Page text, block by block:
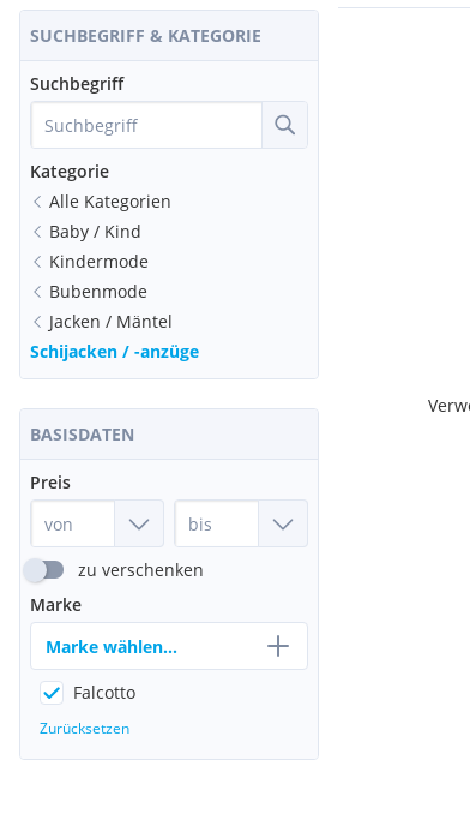
SUCHBEGRIFF & KATEGORIE
Suchbegriff
Kategorie
Alle Kategorien
Baby / Kind
Kindermode
Bubenmode
Jacken / Mäntel
Schijacken / -anzüge
BASISDATEN
Preis
zu verschenken
Marke
Marke wählen...
Falcotto
Zurücksetzen